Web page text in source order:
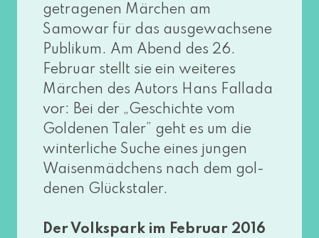
ge­tra­ge­nen Märchen am
Samowar für das aus­ge­wach­se­ne
Publikum. Am Abend des 26.
Februar stellt sie ein wei­te­res
Märchen des Autors Hans Fallada
vor: Bei der „Geschichte vom
Goldenen Taler” geht es um die
win­ter­li­che Suche eines jun­gen
Waisenmädchens nach dem gol­
de­nen Glückstaler.
Der Volkspark im Februar 2016